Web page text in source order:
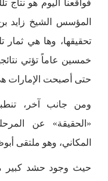
فواقعنا اليوم هو نتاج
المؤسس الشيخ زايد
تحقيقها، وها هي
خمسين عاماً تؤتي
حتى أصبحت الإمارات
ومن جانب آخر،
«الحقيقة» عن
المكاني، وهو ملتقى
حيث وجود حشد كبير